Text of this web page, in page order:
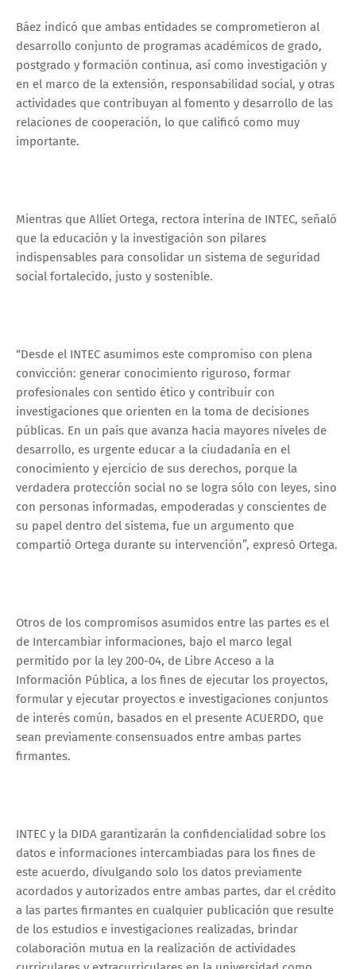
Báez indicó que ambas entidades se comprometieron al
desarrollo conjunto de programas académicos de grado,
postgrado y formación continua, así como investigación y
en el marco de la extensión, responsabilidad social, y otras
actividades que contribuyan al fomento y desarrollo de las
relaciones de cooperación, lo que calificó como muy
importante.
Mientras que Alliet Ortega, rectora interina de INTEC, señaló
que la educación y la investigación son pilares
indispensables para consolidar un sistema de seguridad
social fortalecido, justo y sostenible.
“Desde el INTEC asumimos este compromiso con plena
convicción: generar conocimiento riguroso, formar
profesionales con sentido ético y contribuir con
investigaciones que orienten en la toma de decisiones
públicas. En un país que avanza hacia mayores niveles de
desarrollo, es urgente educar a la ciudadanía en el
conocimiento y ejercicio de sus derechos, porque la
verdadera protección social no se logra sólo con leyes, sino
con personas informadas, empoderadas y conscientes de
su papel dentro del sistema, fue un argumento que
compartió Ortega durante su intervención”, expresó Ortega.
Otros de los compromisos asumidos entre las partes es el
de Intercambiar informaciones, bajo el marco legal
permitido por la ley 200-04, de Libre Acceso a la
Información Pública, a los fines de ejecutar los proyectos,
formular y ejecutar proyectos e investigaciones conjuntos
de interés común, basados en el presente ACUERDO, que
sean previamente consensuados entre ambas partes
firmantes.
INTEC y la DIDA garantizarán la confidencialidad sobre los
datos e informaciones intercambiadas para los fines de
este acuerdo, divulgando solo los datos previamente
acordados y autorizados entre ambas partes, dar el crédito
a las partes firmantes en cualquier publicación que resulte
de los estudios e investigaciones realizadas, brindar
colaboración mutua en la realización de actividades